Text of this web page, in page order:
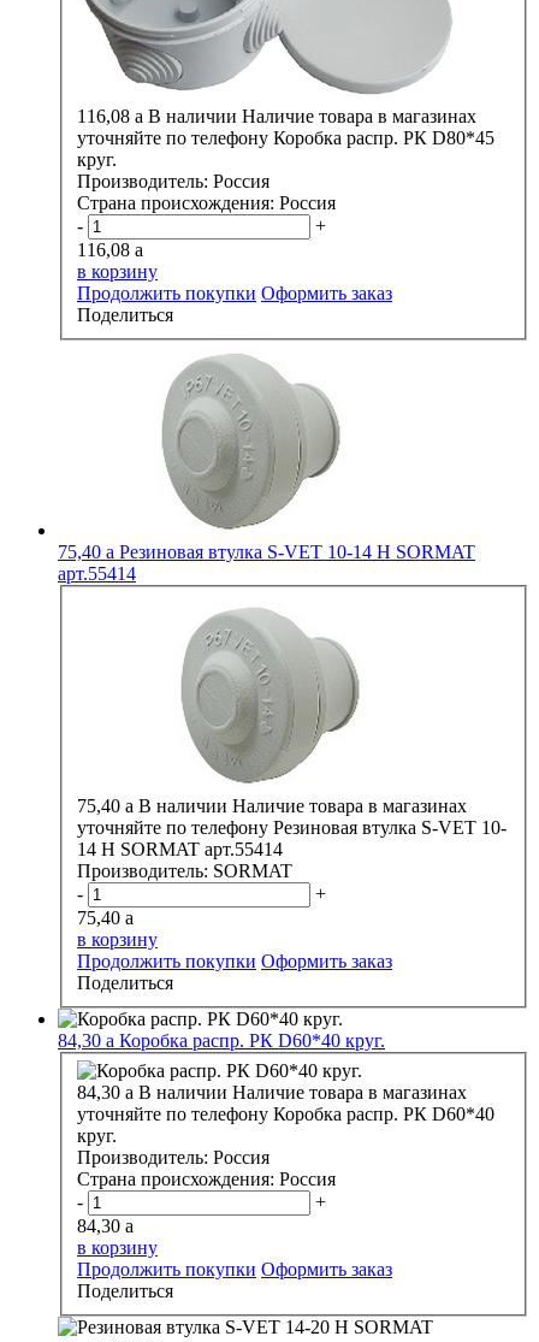
116,08 a В наличии Наличие товара в магазинах
уточняйте по телефону Коробка распр. РК D80*45
круг.
Производитель: Россия
Страна происхождения: Россия
-
+
116,08 a
в корзину
Продолжить покупки Оформить заказ
Поделиться
75,40 a Резиновая втулка S-VET 10-14 H SORMAT
арт.55414
75,40 a В наличии Наличие товара в магазинах
уточняйте по телефону Резиновая втулка S-VET 10-
14 H SORMAT арт.55414
Производитель: SORMAT
-
+
75,40 a
в корзину
Продолжить покупки Оформить заказ
Поделиться
84,30 a Коробка распр. РК D60*40 круг.
84,30 a В наличии Наличие товара в магазинах
уточняйте по телефону Коробка распр. РК D60*40
круг.
Производитель: Россия
Страна происхождения: Россия
-
+
84,30 a
в корзину
Продолжить покупки Оформить заказ
Поделиться